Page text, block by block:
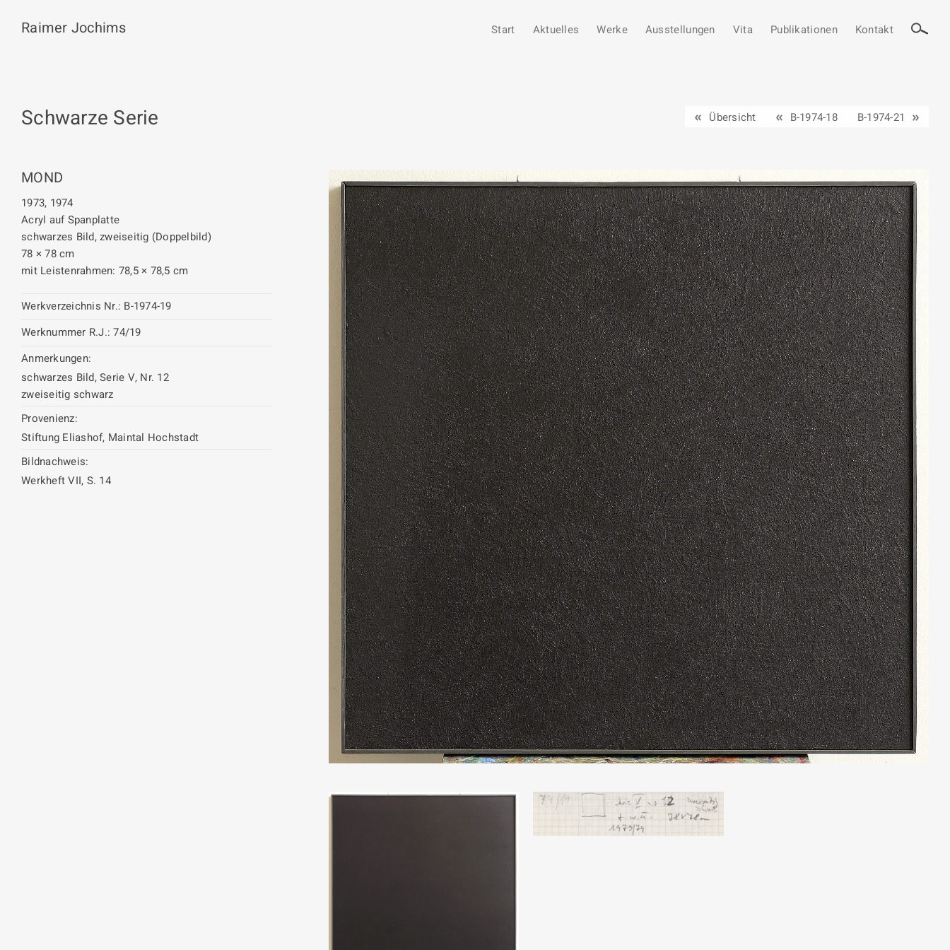
Raimer Jochims Start Aktuelles Werke Ausstellungen Vita Publikationen Kontakt
Schwarze Serie Übersicht B-1974-18 B-1974-21
MOND
1973, 1974
Acryl auf Spanplatte
schwarzes Bild, zweiseitig (Doppelbild)
78 × 78 cm
mit Leistenrahmen: 78,5 × 78,5 cm
Werkverzeichnis Nr.: B-1974-19
Werknummer R.J.: 74/19
Anmerkungen:
schwarzes Bild, Serie V, Nr. 12
zweiseitig schwarz
Provenienz:
Stiftung Eliashof, Maintal Hochstadt
Bildnachweis:
Werkheft VII, S. 14